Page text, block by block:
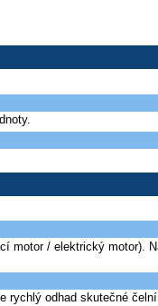
motor / elektrický motor).
odhad skutečné